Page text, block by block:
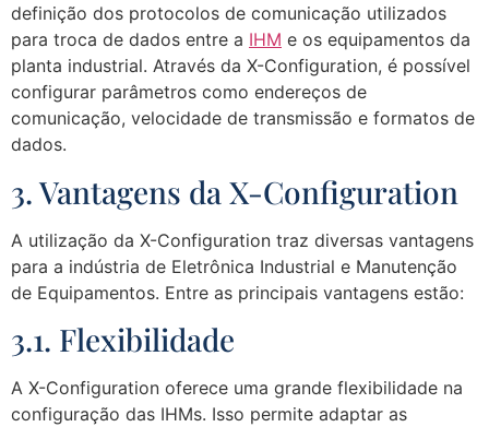
definição dos protocolos de comunicação utilizados
para troca de dados entre a IHM e os equipamentos da
planta industrial. Através da X-Configuration, é possível
configurar parâmetros como endereços de
comunicação, velocidade de transmissão e formatos de
dados.
3. Vantagens da X-Configuration
A utilização da X-Configuration traz diversas vantagens
para a indústria de Eletrônica Industrial e Manutenção
de Equipamentos. Entre as principais vantagens estão:
3.1. Flexibilidade
A X-Configuration oferece uma grande flexibilidade na
configuração das IHMs. Isso permite adaptar as